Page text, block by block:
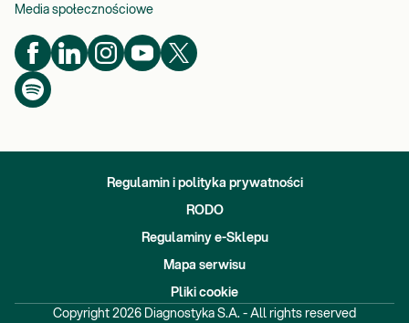
Media społecznościowe
Regulamin i polityka prywatności
RODO
Regulaminy e-Sklepu
Mapa serwisu
Pliki cookie
Copyright 2026 Diagnostyka S.A. - All rights reserved